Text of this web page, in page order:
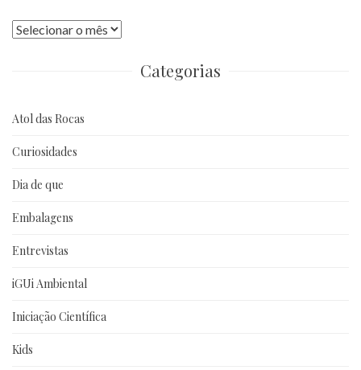
Publicações
Categorias
Atol das Rocas
Curiosidades
Dia de que
Embalagens
Entrevistas
iGUi Ambiental
Iniciação Científica
Kids